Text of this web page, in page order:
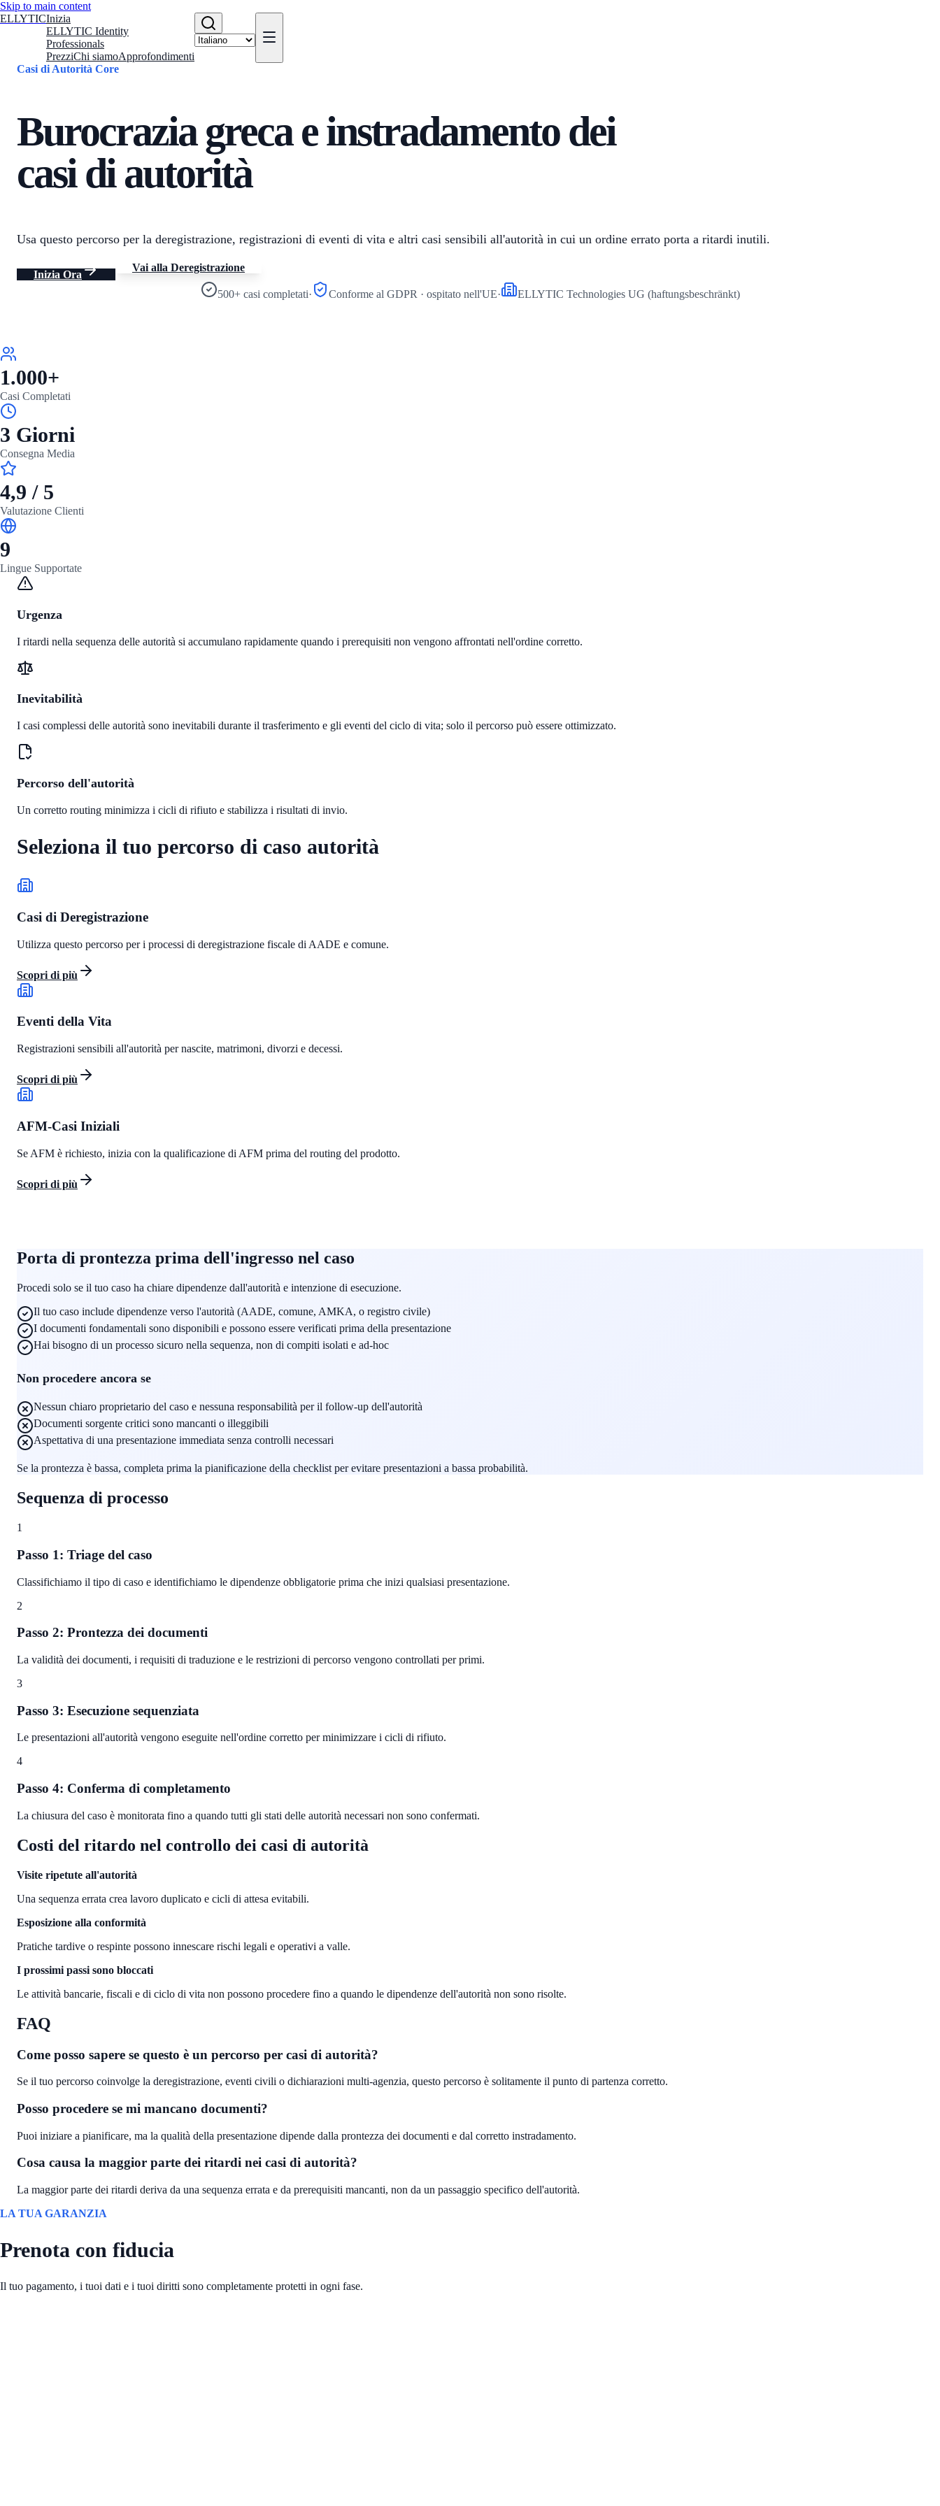
Skip to main content
ELLYTICInizia
ELLYTIC Identity
Professionals
PrezziChi siamoApprofondimenti
Casi di Autorità Core
Burocrazia greca e instradamento dei
casi di autorità
Usa questo percorso per la deregistrazione, registrazioni di eventi di vita e altri casi sensibili all'autorità in cui un ordine errato porta a ritardi inutili.
Inizia Ora
Vai alla Deregistrazione
500+ casi completati· Conforme al GDPR · ospitato nell'UE· ELLYTIC Technologies UG (haftungsbeschränkt)
1.000+
Casi Completati
3 Giorni
Consegna Media
4,9 / 5
Valutazione Clienti
9
Lingue Supportate
Urgenza
I ritardi nella sequenza delle autorità si accumulano rapidamente quando i prerequisiti non vengono affrontati nell'ordine corretto.
Inevitabilità
I casi complessi delle autorità sono inevitabili durante il trasferimento e gli eventi del ciclo di vita; solo il percorso può essere ottimizzato.
Percorso dell'autorità
Un corretto routing minimizza i cicli di rifiuto e stabilizza i risultati di invio.
Seleziona il tuo percorso di caso autorità
Casi di Deregistrazione
Utilizza questo percorso per i processi di deregistrazione fiscale di AADE e comune.
Scopri di più
Eventi della Vita
Registrazioni sensibili all'autorità per nascite, matrimoni, divorzi e decessi.
Scopri di più
AFM-Casi Iniziali
Se AFM è richiesto, inizia con la qualificazione di AFM prima del routing del prodotto.
Scopri di più
Porta di prontezza prima dell'ingresso nel caso
Procedi solo se il tuo caso ha chiare dipendenze dall'autorità e intenzione di esecuzione.
Il tuo caso include dipendenze verso l'autorità (AADE, comune, AMKA, o registro civile)
I documenti fondamentali sono disponibili e possono essere verificati prima della presentazione
Hai bisogno di un processo sicuro nella sequenza, non di compiti isolati e ad-hoc
Non procedere ancora se
Nessun chiaro proprietario del caso e nessuna responsabilità per il follow-up dell'autorità
Documenti sorgente critici sono mancanti o illeggibili
Aspettativa di una presentazione immediata senza controlli necessari
Se la prontezza è bassa, completa prima la pianificazione della checklist per evitare presentazioni a bassa probabilità.
Sequenza di processo
1
Passo 1: Triage del caso
Classifichiamo il tipo di caso e identifichiamo le dipendenze obbligatorie prima che inizi qualsiasi presentazione.
2
Passo 2: Prontezza dei documenti
La validità dei documenti, i requisiti di traduzione e le restrizioni di percorso vengono controllati per primi.
3
Passo 3: Esecuzione sequenziata
Le presentazioni all'autorità vengono eseguite nell'ordine corretto per minimizzare i cicli di rifiuto.
4
Passo 4: Conferma di completamento
La chiusura del caso è monitorata fino a quando tutti gli stati delle autorità necessari non sono confermati.
Costi del ritardo nel controllo dei casi di autorità
Visite ripetute all'autorità
Una sequenza errata crea lavoro duplicato e cicli di attesa evitabili.
Esposizione alla conformità
Pratiche tardive o respinte possono innescare rischi legali e operativi a valle.
I prossimi passi sono bloccati
Le attività bancarie, fiscali e di ciclo di vita non possono procedere fino a quando le dipendenze dell'autorità non sono risolte.
FAQ
Come posso sapere se questo è un percorso per casi di autorità?
Se il tuo percorso coinvolge la deregistrazione, eventi civili o dichiarazioni multi-agenzia, questo percorso è solitamente il punto di partenza corretto.
Posso procedere se mi mancano documenti?
Puoi iniziare a pianificare, ma la qualità della presentazione dipende dalla prontezza dei documenti e dal corretto instradamento.
Cosa causa la maggior parte dei ritardi nei casi di autorità?
La maggior parte dei ritardi deriva da una sequenza errata e da prerequisiti mancanti, non da un passaggio specifico dell'autorità.
LA TUA GARANZIA
Prenota con fiducia
Il tuo pagamento, i tuoi dati e i tuoi diritti sono completamente protetti in ogni fase.